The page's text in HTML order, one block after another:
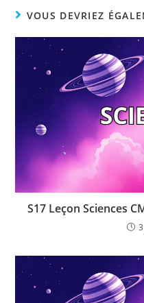
VOUS DEVRIEZ
S17 Leçon Sciences